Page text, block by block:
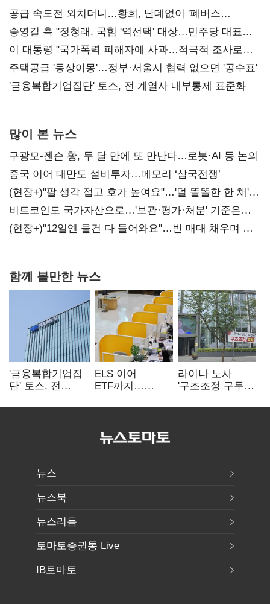
공급 속도전 외치더니…황희, 난데없이 '폐버스
리모델링' 제안
송영길 측 "정청래, 국힘 '역선택' 대상…민주당 대표로
총선 지휘 못해"
이 대통령 "국가폭력 피해자에 사과…적극적 조사로
진실 밝혀야"
주택공급 '동상이몽'…정부·서울시 협력 없으면 '공수표'
'금융복합기업집단' 토스, 전 계열사 내부통제 표준화
많이 본 뉴스
구광모-젠슨 황, 두 달 만에 또 만난다…로봇·AI 등 논의
중국 이어 대만도 설비투자…메모리 ‘삼국전쟁’
(현장+)"팔 생각 접고 호가 높여요"…'덜 똘똘한 한 채'
20억 키맞추기
비트코인도 국가자산으로…'보관·평가·처분' 기준은
숙제
(현장+)"12일엔 물건 다 들어와요"…빈 매대 채우며 문
함께 볼만한 뉴스
'금융복합기업집
단' 토스, 전
표준화
ELS 이어
ETF까지…
제동 걸린 은행
라이나 노사
'구조조정 구두
뉴스
뉴스북
뉴스리듬
토마토증권통 Live
IB토마토